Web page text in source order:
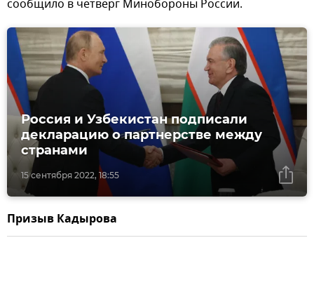
сообщило в четверг Минобороны России.
15 сентября 2022, 18:55
Россия и Узбекистан подписали
декларацию о партнерстве между
странами
Призыв Кадырова